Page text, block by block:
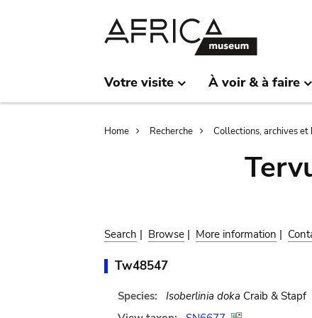
Votre visite À voir & à faire
Breadcrumb
Home Recherche Collections, archives
Search | Browse | More information |
Tw48547
Species: Isoberlinia doka Craib & Stapf